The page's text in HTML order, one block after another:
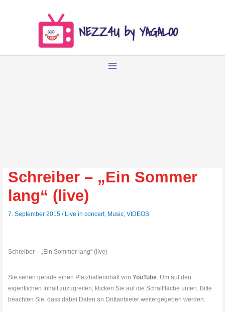
Schreiber – „Ein Sommer
lang“ (live)
7. September 2015/ Live in concert, Music ,VIDEOS
Schreiber – „Ein Sommer lang“ (live)
Sie sehen gerade einen Platzhalterinhalt vonYouTube. Um auf den
eigentlichen Inhalt zuzugreifen, klicken Sie auf die Schaltfläche unten. Bitte
beachten Sie, dass dabei Daten an Drittanbieter weitergegeben werden.